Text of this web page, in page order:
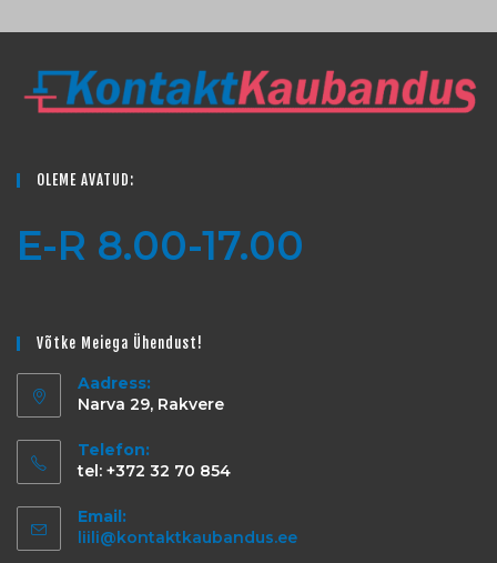
OLEME AVATUD:
E-R 8.00-17.00
Võtke Meiega Ühendust!
Aadress:
Narva 29, Rakvere
Telefon:
tel: +372 32 70 854
Email:
liili@kontaktkaubandus.ee